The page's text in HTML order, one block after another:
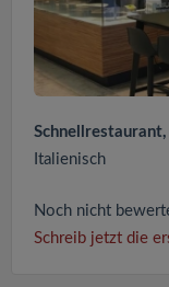
Italienisch
Noch nicht
Schreib jetzt die